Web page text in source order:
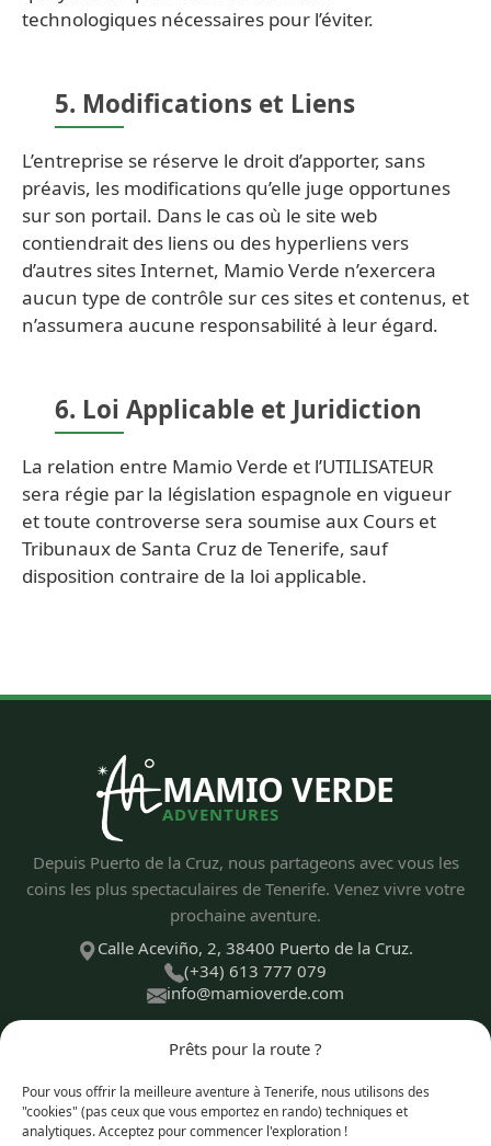
Prêts pour la route ?
Pour vous offrir la meilleure aventure à Tenerife, nous utilisons des
"cookies" (pas ceux que vous emportez en rando) techniques et
analytiques. Acceptez pour commencer l'exploration !
technologiques nécessaires pour l’éviter.
5. Modifications et Liens
L’entreprise se réserve le droit d’apporter, sans
préavis, les modifications qu’elle juge opportunes
sur son portail. Dans le cas où le site web
contiendrait des liens ou des hyperliens vers
d’autres sites Internet, Mamio Verde n’exercera
aucun type de contrôle sur ces sites et contenus, et
n’assumera aucune responsabilité à leur égard.
6. Loi Applicable et Juridiction
La relation entre Mamio Verde et l’UTILISATEUR
sera régie par la législation espagnole en vigueur
et toute controverse sera soumise aux Cours et
Tribunaux de Santa Cruz de Tenerife, sauf
disposition contraire de la loi applicable.
MAMIO VERDE
ADVENTURES
Depuis Puerto de la Cruz, nous partageons avec vous les
coins les plus spectaculaires de Tenerife. Venez vivre votre
prochaine aventure.
Calle Aceviño, 2, 38400 Puerto de la Cruz.
(+34) 613 777 079
info@mamioverde.com
DÉCOUVRIR